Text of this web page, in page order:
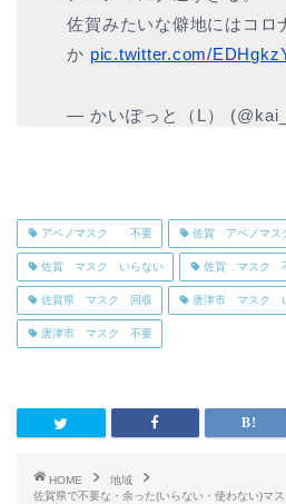
佐賀みたいな僻地にはコロ
か pic.twitter.com/
— かいぽっと（L）
アベノマスク 不要 佐賀 アベノマ
佐賀 マスク いらない 佐賀 マスク
佐賀県 マスク 回収 唐津市 マスク
唐津市 マスク 不要
HOME
地域
佐賀県で不要な・余った(いらない・使わない)マ